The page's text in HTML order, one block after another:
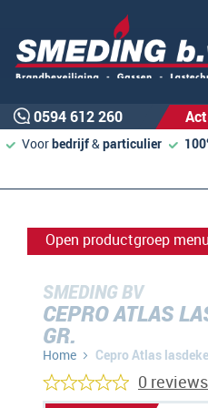
0594 612 260
Voorbedrijf&particulier
Open productgroep menu
SMEDING BV
CEPRO ATLAS
GR.
Home Cepro Atlas
0 reviews